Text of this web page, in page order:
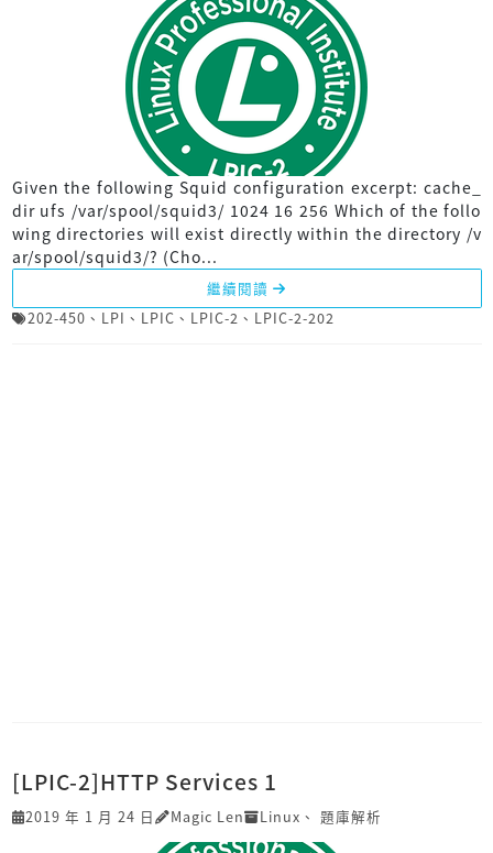
Given the following Squid configuration excerpt: cache_
dir ufs /var/spool/squid3/ 1024 16 256 Which of the follo
wing directories will exist directly within the directory /v
ar/spool/squid3/? (Cho...
繼續閱讀
202-450 、 LPI 、 LPIC 、 LPIC-2 、 LPIC-2-202
[LPIC-2]HTTP Services 1
2019 年 1 月 24 日 Magic Len Linux 、 題庫解析